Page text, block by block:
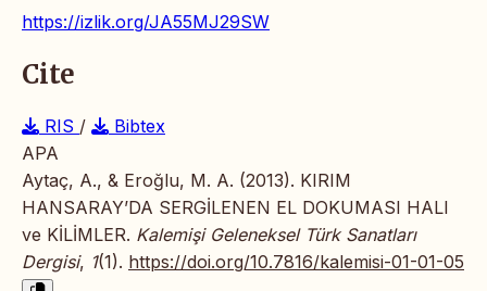
https://izlik.org/JA55MJ29SW
Cite
RIS /
Bibtex
APA
Aytaç, A., & Eroğlu, M. A. (2013). KIRIM
HANSARAY’DA SERGİLENEN EL DOKUMASI HALI
ve KİLİMLER. Kalemişi Geleneksel Türk Sanatları
Dergisi, 1(1). https://doi.org/10.7816/kalemisi-01-01-05